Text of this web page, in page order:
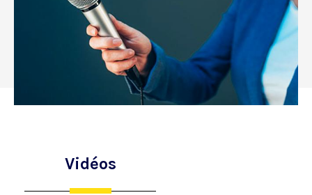
Vidéos